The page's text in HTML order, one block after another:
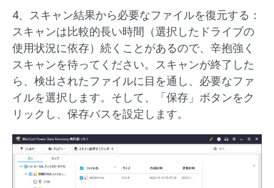
4、スキャン結果から必要なファイルを復元する：
スキャンは比較的長い時間（選択したドライブの
使用状況に依存）続くことがあるので、辛抱強く
スキャンを待ってください。スキャンが終了した
ら、検出されたファイルに目を通し、必要なファ
イルを選択します。そして、「保存」ボタンをク
リックし、保存パスを設定します。